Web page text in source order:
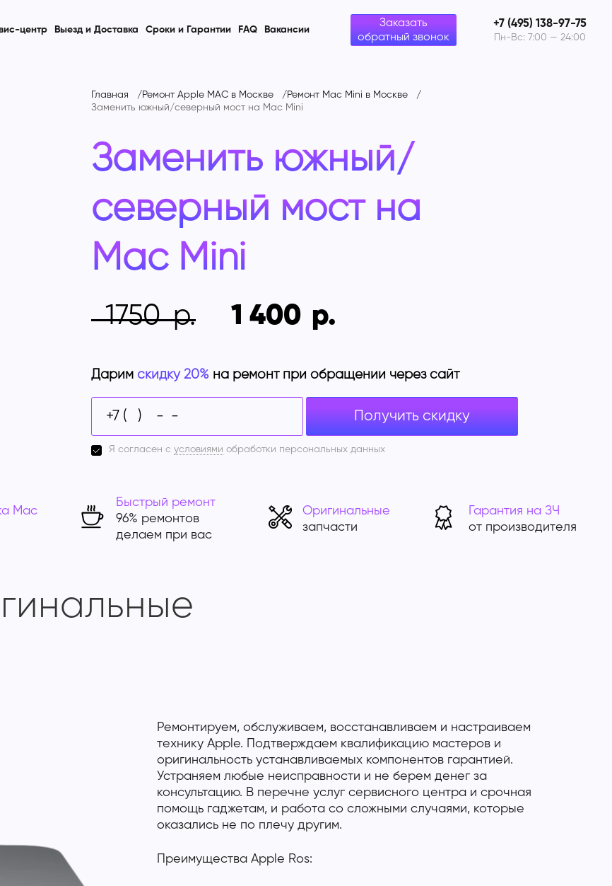
центр Выезд и Доставка Сроки и Гарантии FAQ Вакансии
Заказать
обратный звонок
+7 (495) 138-97-75
Пн-Вс: 7:00 — 24:00
Главная Ремонт Apple MAC в Москве
Ремонт Mac Mini в Москве
Заменить южный/северный мост на Mac Mini
Заменить южный/
северный мост на
Mac Mini
1750 1 400
Дарим скидку 20% на ремонт при обращении через сайт
Получить скидку
Я согласен с условиями обработки персональных данных
Mac
Быстрый ремонт
96% ремонтов
делаем при вас
Оригинальные
запчасти
Гарантия на ЗЧ
от производителя
Ремонтируем, обслуживаем, восстанавливаем и настраиваем
технику Apple. Подтверждаем квалификацию мастеров и
оригинальность устанавливаемых компонентов гарантией.
Устраняем любые неисправности и не берем денег за
консультацию. В перечне услуг сервисного центра и срочная
помощь гаджетам, и работа со сложными случаями, которые
оказались не по плечу другим.
Преимущества Apple Ros: